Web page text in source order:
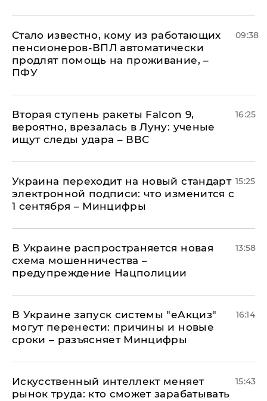
Стало известно, кому из работающих
пенсионеров-ВПЛ автоматически
продлят помощь на проживание, –
ПФУ
09:38
Вторая ступень ракеты Falcon 9,
вероятно, врезалась в Луну: ученые
ищут следы удара – ВВС
16:25
Украина переходит на новый стандарт
электронной подписи: что изменится с
1 сентября – Минцифры
15:25
В Украине распространяется новая
схема мошенничества –
предупреждение Нацполиции
13:58
В Украине запуск системы "еАкциз"
могут перенести: причины и новые
сроки – разъясняет Минцифры
16:14
Искусственный интеллект меняет
рынок труда: кто сможет зарабатывать
15:43